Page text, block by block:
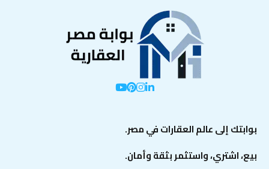
بوابتك إلى عالم العقارات في مصر.
بيع، اشتري، واستثمر بثقة وأمان.